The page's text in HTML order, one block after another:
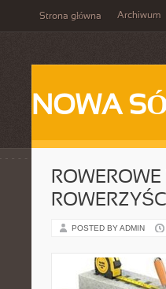
Strona główna Archiwum
NOWA
POSTED BY ADMIN